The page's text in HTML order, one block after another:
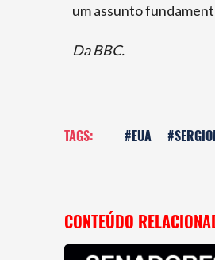
um assunto
Da BBC.
TAGS: #EUA
CONTEÚDO